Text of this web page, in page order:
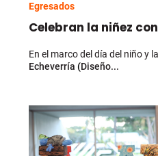
Egresados
Celebran la niñez
En el marco del día del niño y
Echeverría (Diseño...